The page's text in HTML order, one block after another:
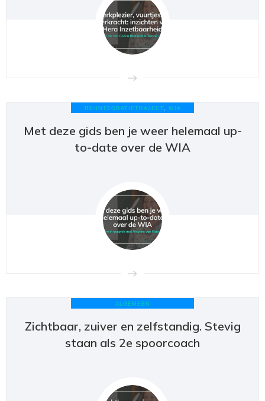
RE-INTEGRATIETRAJECT, WIA
Met deze gids ben je weer helemaal up-
to-date over de WIA
ALGEMEEN
Zichtbaar, zuiver en zelfstandig. Stevig
staan als 2e spoorcoach